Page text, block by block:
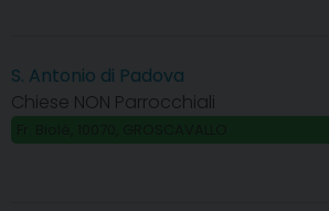
S. Antonio di Padova
Chiese NON Parrocchiali